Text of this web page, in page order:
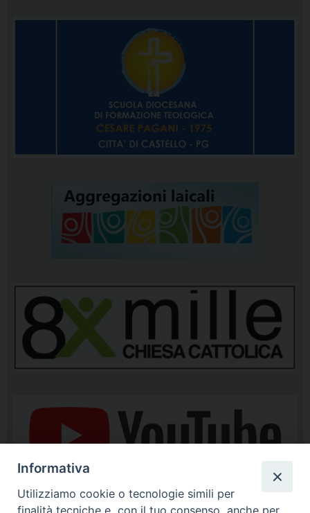
Informativa
Utilizziamo cookie o tecnologie simili per